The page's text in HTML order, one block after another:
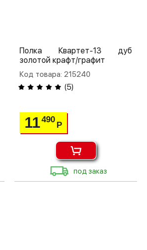
Полка Квартет-13 дуб
золотой крафт/графит
Код товара: 215240
(5)
11490
Р
под заказ